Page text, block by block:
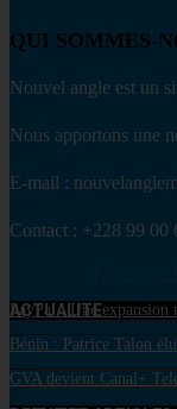
QUI SOMMES-
Nouvel angle est un
Nous apportons une
E-mail :
Contact : +228 99 00
ACTUALITE
PayPal : Une
Bénin : Patrice Talon
GVA devient Canal+